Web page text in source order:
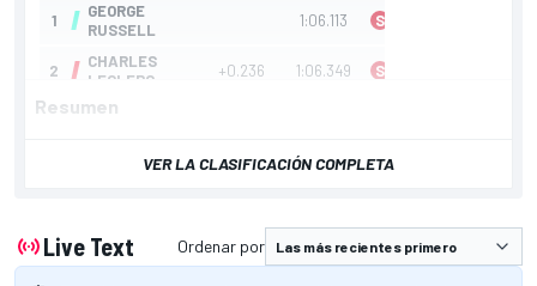
Resumen
VER LA CLASIFICACIÓN COMPLETA
Live Text Ordenar por